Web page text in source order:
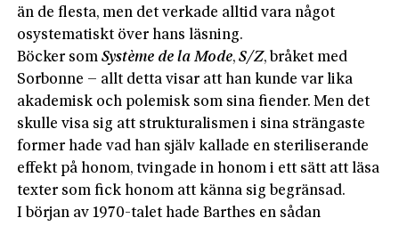
än de flesta, men det verkade alltid vara något
osystematiskt över hans läsning.
Böcker somSystème de la Mode,S/Z, bråket med
Sorbonne – allt detta visar att han kunde var lika
akademisk och polemisk som sina fiender. Men det
skulle visa sig att strukturalismen i sina strängaste
former hade vad han själv kallade en steriliserande
effekt på honom, tvingade in honom i ett sätt att läsa
texter som fick honom att känna sig begränsad.
I början av 1970-talet hade Barthes en sådan